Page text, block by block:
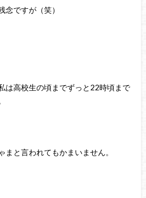
念ですが（笑）
は高校生の頃までずっと22時頃まで
まと言われてもかまいません。